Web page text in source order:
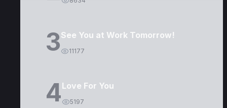
3See You at Work Tomorrow!
11177
4Love For You
5197